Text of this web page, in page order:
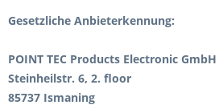
Gesetzliche Anbieterkennung:
POINT TEC Products Electronic GmbH
Steinheilstr. 6, 2. floor
85737 Ismaning